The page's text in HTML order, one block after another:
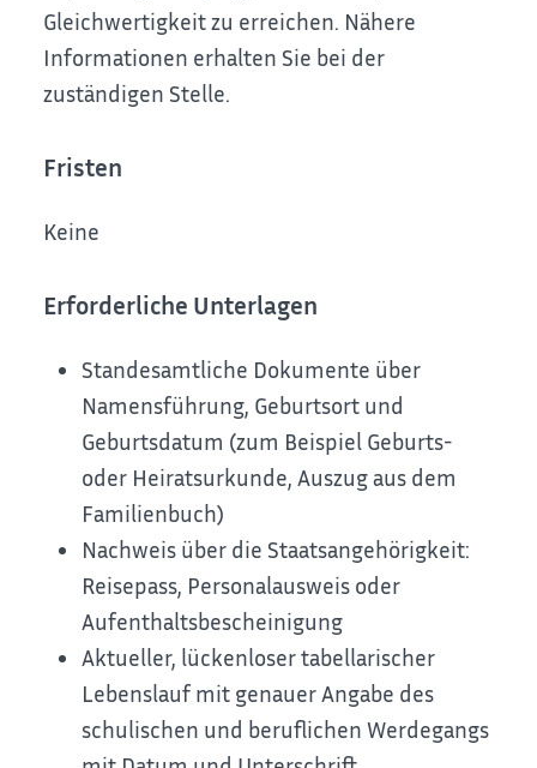
Gleichwertigkeit zu erreichen. Nähere
Informationen erhalten Sie bei der
zuständigen Stelle.
Fristen
Keine
Erforderliche Unterlagen
Standesamtliche Dokumente über
Namensführung, Geburtsort und
Geburtsdatum (zum Beispiel Geburts-
oder Heiratsurkunde, Auszug aus dem
Familienbuch)
Nachweis über die Staatsangehörigkeit:
Reisepass, Personalausweis oder
Aufenthaltsbescheinigung
Aktueller, lückenloser tabellarischer
Lebenslauf mit genauer Angabe des
schulischen und beruflichen Werdegangs